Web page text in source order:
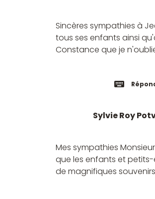
Sincères sympathies à
tous ses enfants ainsi
Constance que je
Sylvie Roy
Mes sympathies
que les enfants et
de magnifiques